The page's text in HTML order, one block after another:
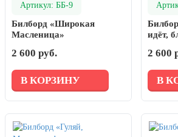
Артикул: ББ-9
Билборд «Широкая
Масленица»
2 600 руб.
В КОРЗИНУ
идёт,
2 600
В